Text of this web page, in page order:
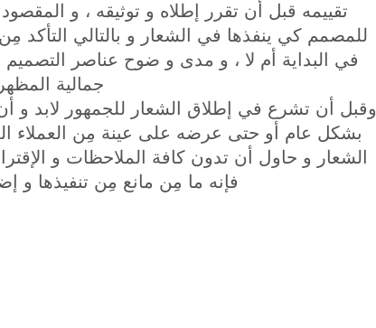
تقييمه قبل أن تقرر إطلاه و توثيقه ، و
للمصمم كي ينفذها في الشعار و بالتالي التأكد
في البداية أم لا ، و مدى و ضوح عناصر التصميم
جمالية
وقبل أن تشرع في إطلاق الشعار للجمهور لابد و
بشكل عام أو حتى عرضه على عينة مِن العملاء
الشعار و حاول أن تدون كافة الملاحظات و
فإنه ما مِن مانع مِن تنفيذها و